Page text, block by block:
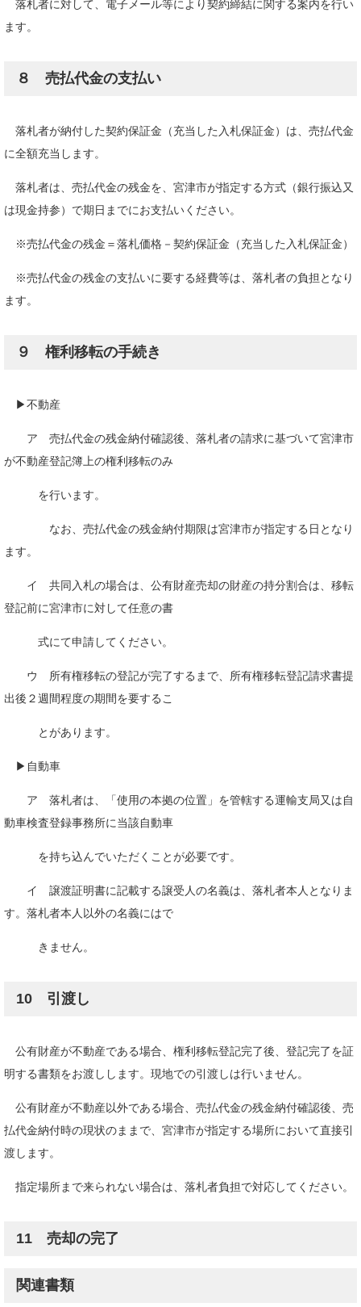
落札者に対して、電子メール等により契約締結に関する案内を行い
ます。
８ 売払代金の支払い
落札者が納付した契約保証金（充当した入札保証金）は、売払代金
に全額充当します。
落札者は、売払代金の残金を、宮津市が指定する方式（銀行振込又
は現金持参）で期日までにお支払いください。
※売払代金の残金＝落札価格－契約保証金（充当した入札保証金）
※売払代金の残金の支払いに要する経費等は、落札者の負担となり
ます。
９ 権利移転の手続き
▶不動産
ア 売払代金の残金納付確認後、落札者の請求に基づいて宮津市
が不動産登記簿上の権利移転のみ
を行います。
なお、売払代金の残金納付期限は宮津市が指定する日となり
ます。
イ 共同入札の場合は、公有財産売却の財産の持分割合は、移転
登記前に宮津市に対して任意の書
式にて申請してください。
ウ 所有権移転の登記が完了するまで、所有権移転登記請求書提
出後２週間程度の期間を要するこ
とがあります。
▶自動車
ア 落札者は、「使用の本拠の位置」を管轄する運輸支局又は自
動車検査登録事務所に当該自動車
を持ち込んでいただくことが必要です。
イ 譲渡証明書に記載する譲受人の名義は、落札者本人となりま
す。落札者本人以外の名義にはで
きません。
10 引渡し
公有財産が不動産である場合、権利移転登記完了後、登記完了を証
明する書類をお渡しします。現地での引渡しは行いません。
公有財産が不動産以外である場合、売払代金の残金納付確認後、売
払代金納付時の現状のままで、宮津市が指定する場所において直接引
渡します。
指定場所まで来られない場合は、落札者負担で対応してください。
11 売却の完了
関連書類